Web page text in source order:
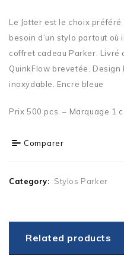
Le Jotter est le choix
besoin d’un stylo partout
coffret cadeau Parker. Livré
QuinkFlow brevetée. Design
inoxydable. Encre bleue
Prix 500 pcs. – Marquage 1
Comparer
Category: Stylos Parker
Related products